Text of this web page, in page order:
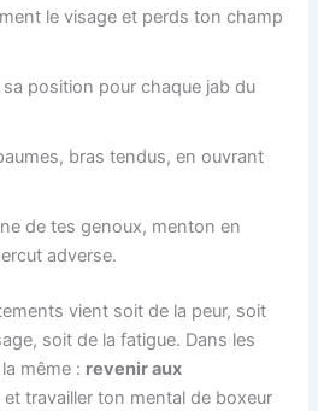
le visage et perds ton champ
sa position pour chaque jab du
bras tendus, en ouvrant
de tes genoux, menton en
adverse.
vient soit de la peur, soit
soit de la fatigue. Dans les
même : revenir aux
et travailler ton mental de boxeur